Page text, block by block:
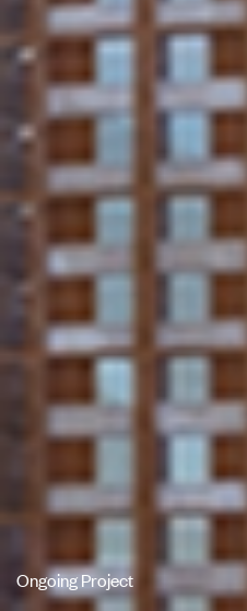
OngoingProject